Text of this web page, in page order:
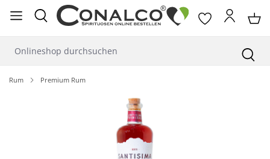
springen
Rum Premium Rum